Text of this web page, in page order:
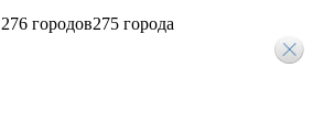
276 городов275 города